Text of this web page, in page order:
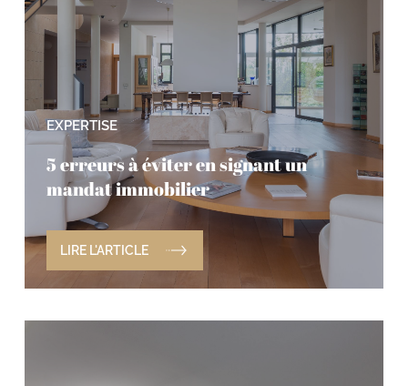
EXPERTISE
5 erreurs à éviter en signant un
mandat immobilier
LIRE L'ARTICLE